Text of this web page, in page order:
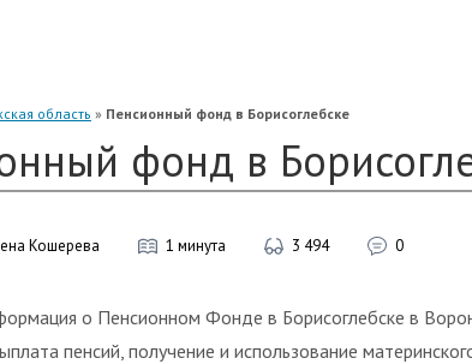
область » Пенсионный фонд в Борисоглебске
фонд в
Кошерева 1 минута 3 494 0
о Пенсионном Фонде в Борисоглебске в
пенсий, получение и использование